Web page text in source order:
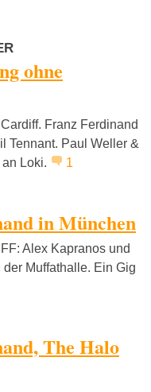
ohne
Franz Ferdinand
Tennant. Paul Weller &
Loki.
1
in München
Alex Kapranos und
Muffathalle. Ein Gig
The Halo